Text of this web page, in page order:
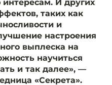
И других
таких как
и
настроения
выплеска на
научиться
и так далее», —
«Секрета».